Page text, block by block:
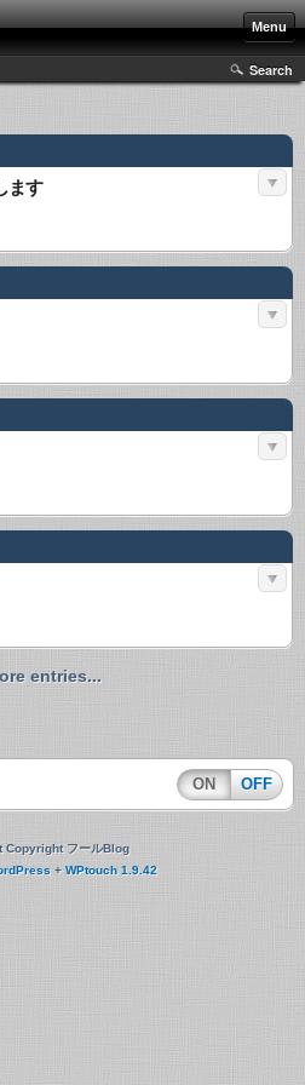
Menu
Search
ます
entries...
ON OFF
Copyright フールBlog
+ WPtouch 1.9.42